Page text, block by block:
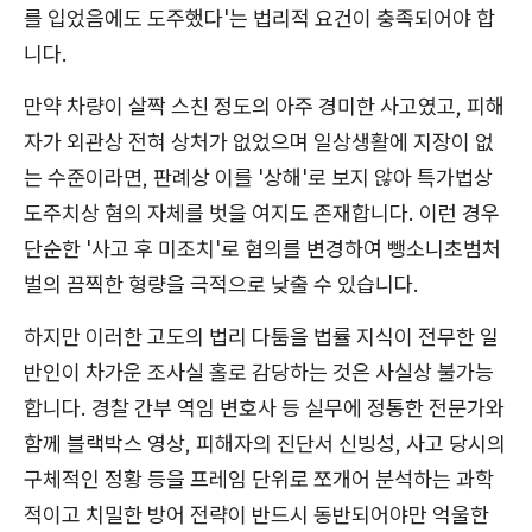
를 입었음에도 도주했다'는 법리적 요건이 충족되어야 합
니다.
만약 차량이 살짝 스친 정도의 아주 경미한 사고였고, 피해
자가 외관상 전혀 상처가 없었으며 일상생활에 지장이 없
는 수준이라면, 판례상 이를 '상해'로 보지 않아 특가법상
도주치상 혐의 자체를 벗을 여지도 존재합니다. 이런 경우
단순한 '사고 후 미조치'로 혐의를 변경하여 뺑소니초범처
벌의 끔찍한 형량을 극적으로 낮출 수 있습니다.
하지만 이러한 고도의 법리 다툼을 법률 지식이 전무한 일
반인이 차가운 조사실 홀로 감당하는 것은 사실상 불가능
합니다. 경찰 간부 역임 변호사 등 실무에 정통한 전문가와
함께 블랙박스 영상, 피해자의 진단서 신빙성, 사고 당시의
구체적인 정황 등을 프레임 단위로 쪼개어 분석하는 과학
적이고 치밀한 방어 전략이 반드시 동반되어야만 억울한